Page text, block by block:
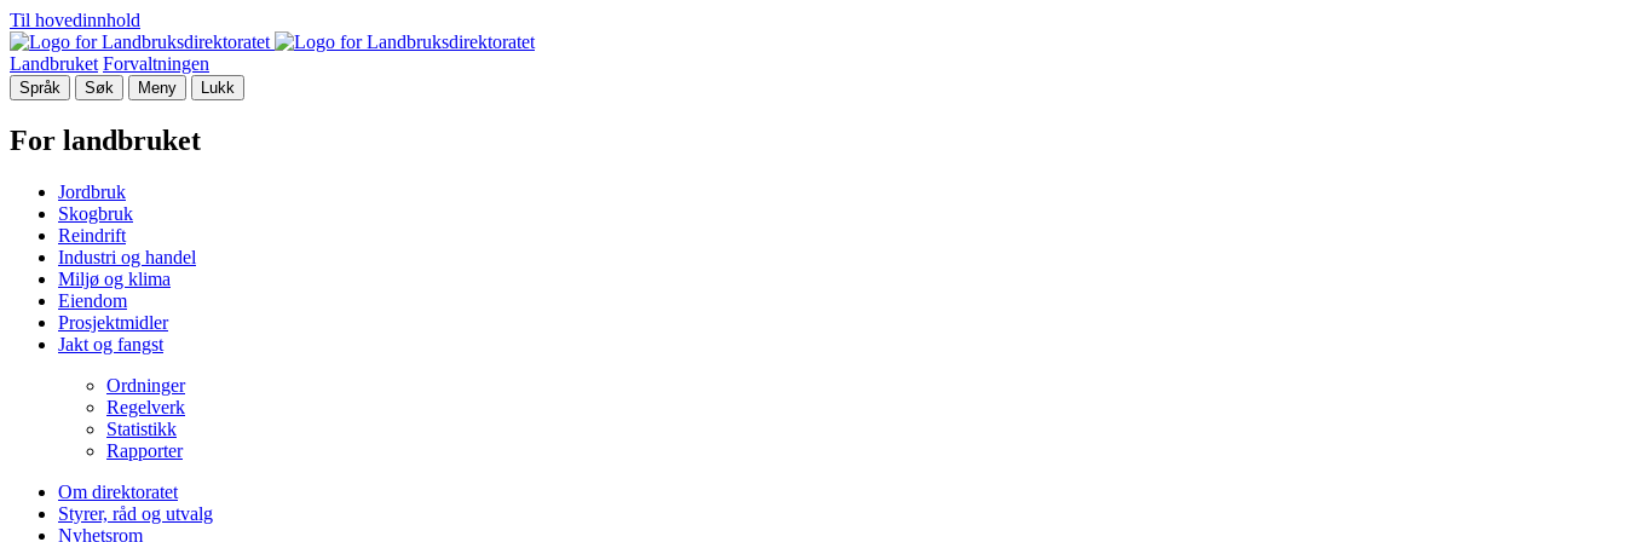
Til hovedinnhold
Landbruket Forvaltningen
Språk Søk Meny Lukk
For landbruket
Jordbruk
Skogbruk
Reindrift
Industri og handel
Miljø og klima
Eiendom
Prosjektmidler
Jakt og fangst
Ordninger
Regelverk
Statistikk
Rapporter
Om direktoratet
Styrer, råd og utvalg
Nyhetsrom